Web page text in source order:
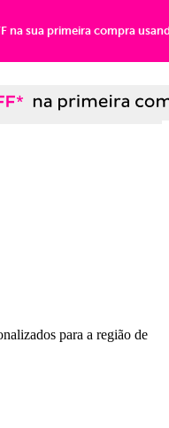
na sua primeira compra
para a região de